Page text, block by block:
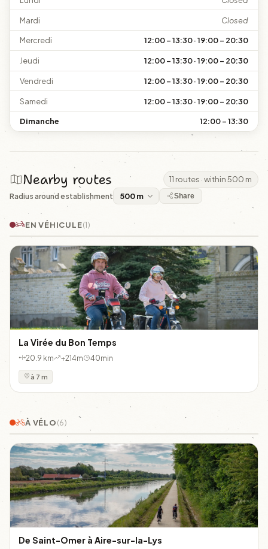
Mardi Closed
Mercredi 12:00 – 13:30 · 19:00 – 20:30
Jeudi 12:00 – 13:30 · 19:00 – 20:30
Vendredi 12:00 – 13:30 · 19:00 – 20:30
Samedi 12:00 – 13:30 · 19:00 – 20:30
Dimanche 12:00 – 13:30
Nearby routes 11 routes · within 500 m
Radius around establishment Share
EN VÉHICULE(1)
La Virée du Bon Temps
20.9 km +214m 40min
à 7 m
À VÉLO(6)
De Saint-Omer à Aire-sur-la-Lys